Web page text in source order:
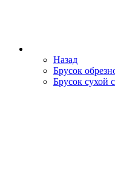
Назад
Брусок
Брусок сухой